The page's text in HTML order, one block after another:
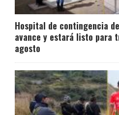
Hospital de contingencia
avance y estará listo para
agosto